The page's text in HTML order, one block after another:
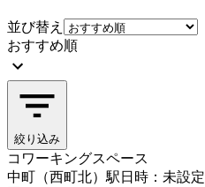
並び替え
おすすめ順
絞り込み
コワーキングスペース
中町（西町北）駅日時：未設定